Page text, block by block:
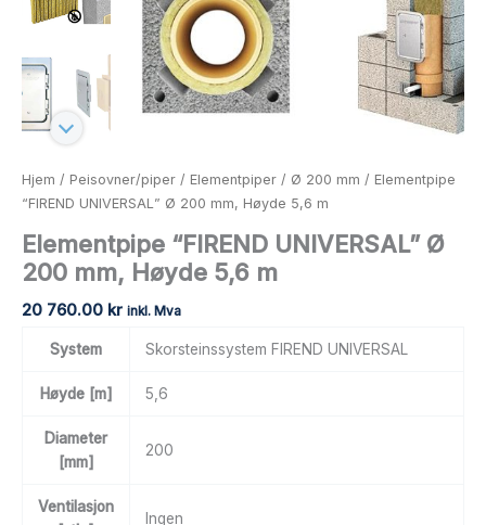
Hjem / Peisovner/piper / Elementpiper / Ø 200 mm / Elementpipe
“FIREND UNIVERSAL” Ø 200 mm, Høyde 5,6 m
Elementpipe “FIREND UNIVERSAL” Ø
200 mm, Høyde 5,6 m
20 760.00 kr inkl. Mva
System Skorsteinssystem FIREND UNIVERSAL
Høyde [m] 5,6
Diameter
[mm]
200
Ventilasjon
Ingen